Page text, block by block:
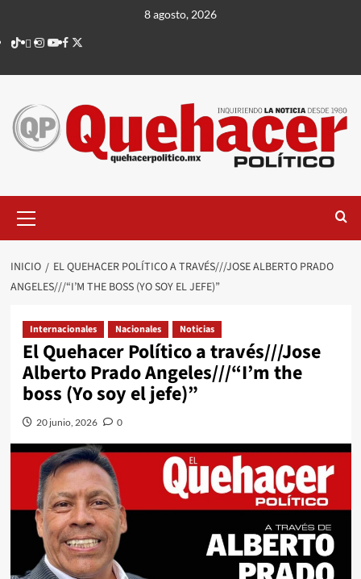
contenido
8 agosto, 2026
TikTok
threads
Instagram
Youtube
Facebook
X
principal
INICIO
EL QUEHACER POLÍTICO A TRAVÉS///JOSE ALBERTO PRADO
ANGELES///“I’M THE BOSS (YO SOY EL JEFE)”
Internacionales Nacionales Noticias
El Quehacer Político a través///Jose
Alberto Prado Angeles///“I’m the
boss (Yo soy el jefe)”
20 junio, 2026 0